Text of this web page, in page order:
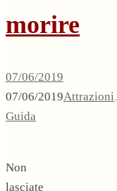
morire
07/06/2019
07/06/2019Attrazioni,
Guida
Non
lasciate